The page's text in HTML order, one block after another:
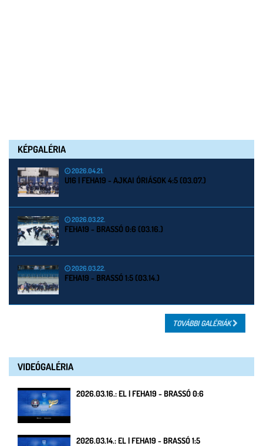
KÉPGALÉRIA
2026.04.21.
U16 | FEHA19 - AJKAI ÓRIÁSOK 4:5 (03.07.)
2026.03.22.
FEHA19 - BRASSÓ 0:6 (03.16.)
2026.03.22.
FEHA19 - BRASSÓ 1:5 (03.14.)
TOVÁBBI GALÉRIÁK
VIDEÓGALÉRIA
2026.03.16.: EL | FEHA19 - BRASSÓ 0:6
2026.03.14.: EL | FEHA19 - BRASSÓ 1:5